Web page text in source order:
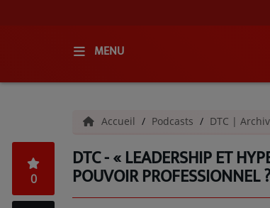
MENU
QUI SOMMES-NOUS ?
Accueil Podcasts DTC |
DTC - « LEADERSHIP ET
POUVOIR
0